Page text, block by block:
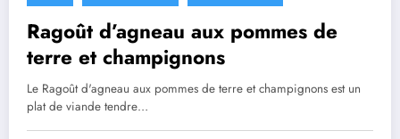
Ragoût d’agneau aux pommes de
terre et champignons
Le Ragoût d'agneau aux pommes de terre et champignons est un
plat de viande tendre…